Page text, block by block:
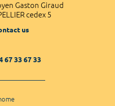
Gaston Giraud
cedex 5
us
67 33 67 33